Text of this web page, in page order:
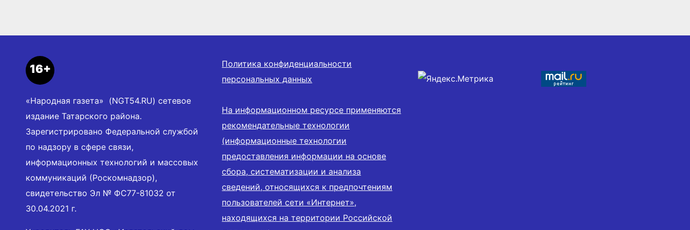
16+
«Народная газета» (NGT54.RU) сетевое
издание Татарского района.
Зарегистрировано Федеральной службой
по надзору в сфере связи,
информационных технологий и массовых
коммуникаций (Роскомнадзор),
свидетельство Эл № ФС77-81032 от
30.04.2021 г.
Политика конфиденциальности
персональных данных
На информационном ресурсе применяются
рекомендательные технологии
(информационные технологии
предоставления информации на основе
сбора, систематизации и анализа
сведений, относящихся к предпочтениям
пользователей сети «Интернет»,
находящихся на территории Российской